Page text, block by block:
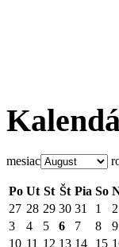
mesiac
Po Ut St Št Pia So
27 28 29 30 31 1
2
3
4 5 6 7 8
9
10 11 12 13 14 15